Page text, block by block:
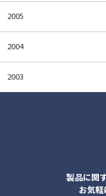
2005
2004
2003
製品に関
お気軽